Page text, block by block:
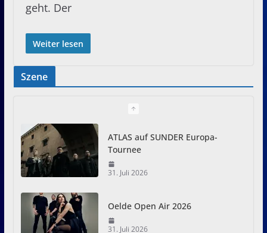
geht. Der
Weiter lesen
Szene
ATLAS auf SUNDER Europa-
Tournee
31. Juli 2026
Oelde Open Air 2026
31. Juli 2026